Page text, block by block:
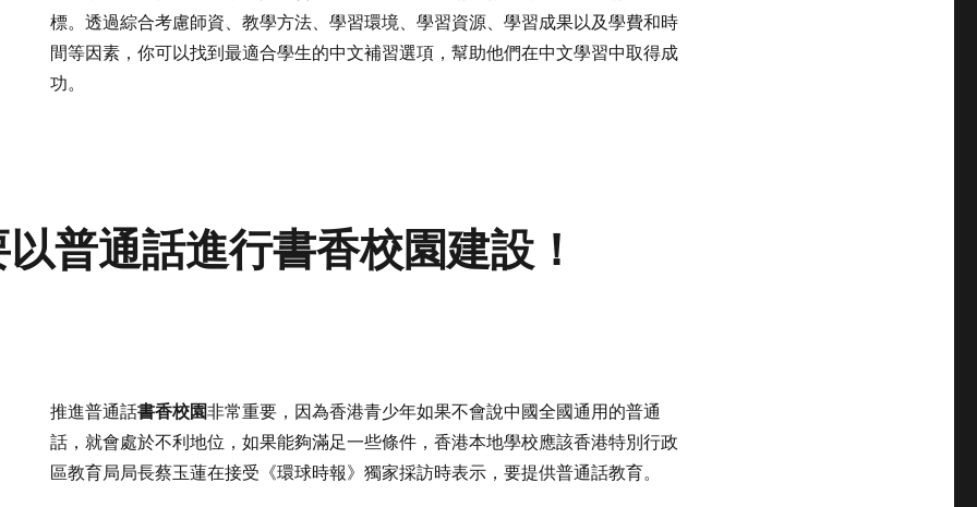
標。透過綜合考慮師資、教學方法、學習環境、學習資源、學習成果以及學費和時
間等因素，你可以找到最適合學生的中文補習選項，幫助他們在中文學習中取得成
功。
普通話進行書香校園建設！
推進普通話書香校園非常重要，因為香港青少年如果不會說中國全國通用的普通
話，就會處於不利地位，如果能夠滿足一些條件，香港本地學校應該香港特別行政
區教育局局長蔡玉蓮在接受《環球時報》獨家採訪時表示，要提供普通話教育。